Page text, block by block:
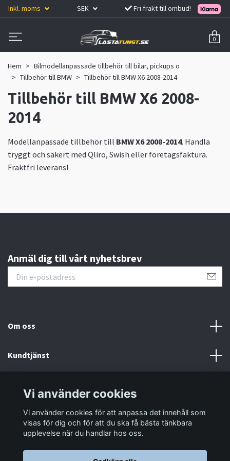
Inkl. moms SEK Fri frakt till ombud!
0
Hem
Bilmodellanpassade tillbehör till bilar, pickups o
Tillbehör till BMW
Tillbehör till BMW X6 2008-2014
Tillbehör till BMW X6 2008-
2014
Modellanpassade tillbehör till BMW X6 2008-2014. Handla
tryggt och säkert med Qliro, Swish eller företagsfaktura.
Fraktfri leverans!
Anmäl dig till vårt nyhetsbrev
Om oss
Kundtjänst
Sociala medier
Vi använder cookies
Vi använder cookies för att anpassa det innehåll som
visas för dig och för att du ska få bästa tänkbara
upplevelse när du handlar hos oss.